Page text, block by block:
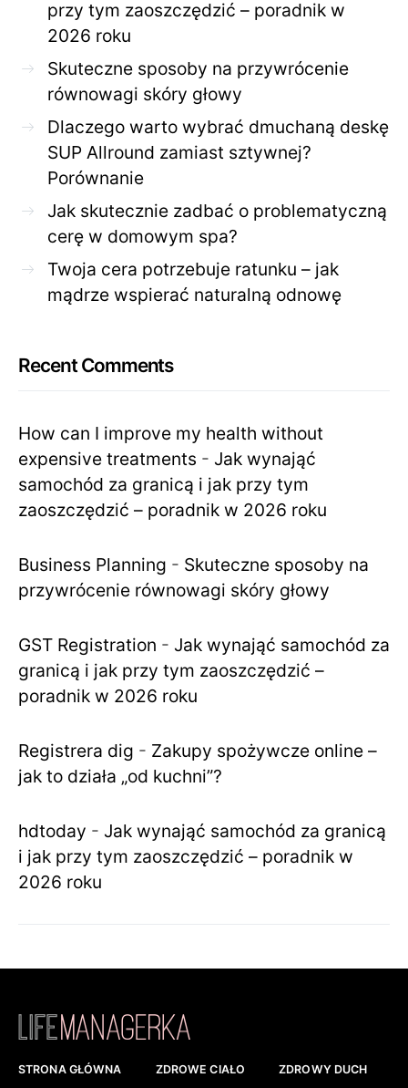
przy tym zaoszczędzić – poradnik w
2026 roku
Skuteczne sposoby na przywrócenie
równowagi skóry głowy
Dlaczego warto wybrać dmuchaną deskę
SUP Allround zamiast sztywnej?
Porównanie
Jak skutecznie zadbać o problematyczną
cerę w domowym spa?
Twoja cera potrzebuje ratunku – jak
mądrze wspierać naturalną odnowę
Recent Comments
How can I improve my health without
expensive treatments - Jak wynająć
samochód za granicą i jak przy tym
zaoszczędzić – poradnik w 2026 roku
Business Planning - Skuteczne sposoby na
przywrócenie równowagi skóry głowy
GST Registration - Jak wynająć samochód za
granicą i jak przy tym zaoszczędzić –
poradnik w 2026 roku
Registrera dig - Zakupy spożywcze online –
jak to działa „od kuchni”?
hdtoday - Jak wynająć samochód za granicą
i jak przy tym zaoszczędzić – poradnik w
2026 roku
STRONA GŁÓWNA ZDROWE CIAŁO ZDROWY DUCH